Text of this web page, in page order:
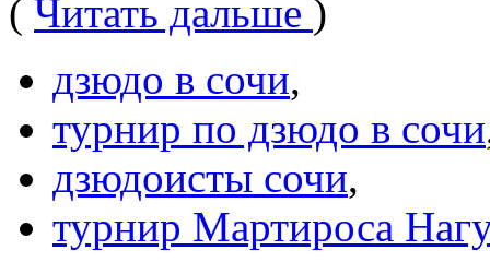
( Читать дальше )
дзюдо в сочи,
турнир по дзюдо в сочи
дзюдоисты сочи,
турнир Мартироса